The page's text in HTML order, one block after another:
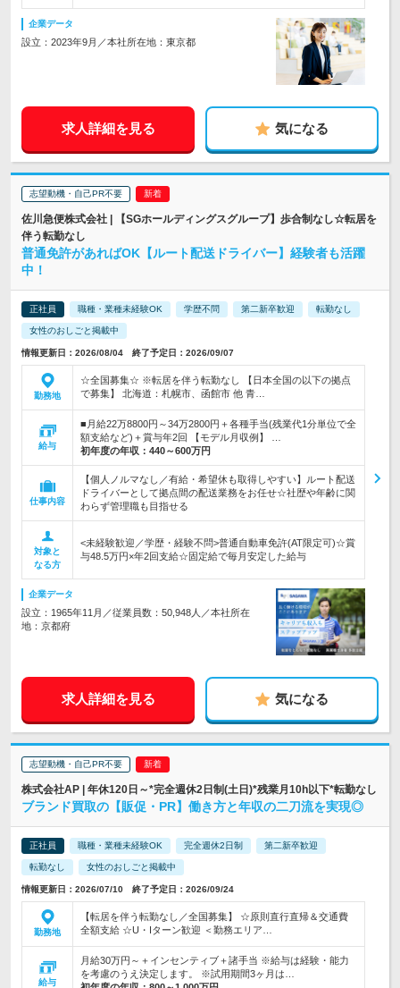
企業データ
設立：2023年9月／本社所在地：東京都
求人詳細を見る 気になる
志望動機・自己PR不要
佐川急便株式会社 | 【SGホールディングスグループ】歩合制なし☆転居を
伴う転勤なし
普通免許があればOK【ルート配送ドライバー】経験者も活躍
中！
正社員 職種・業種未経験OK 学歴不問 第二新卒歓迎 転勤なし
女性のおしごと掲載中
情報更新日：2026/08/04 終了予定日：2026/09/07
勤務地
☆全国募集☆ ※転居を伴う転勤なし 【日本全国の以下の拠点
で募集】 北海道：札幌市、函館市 他 青…
給与
■月給22万8800円～34万2800円＋各種手当(残業代1分単位で全
額支給など)＋賞与年2回 【モデル月収例】 …
初年度の年収： 440～600万円
仕事内容
【個人ノルマなし／有給・希望休も取得しやすい】ルート配送
ドライバーとして拠点間の配送業務をお任せ☆社歴や年齢に関
わらず管理職も目指せる
対象と
なる方
<未経験歓迎／学歴・経験不問>普通自動車免許(AT限定可)☆賞
与48.5万円×年2回支給☆固定給で毎月安定した給与
企業データ
設立：1965年11月／従業員数：50,948人／本社所在
地：京都府
求人詳細を見る 気になる
志望動機・自己PR不要
株式会社AP | 年休120日～*完全週休2日制(土日)*残業月10h以下*転勤なし
ブランド買取の【販促・PR】働き方と年収の二刀流を実現◎
正社員 職種・業種未経験OK 完全週休2日制 第二新卒歓迎
転勤なし 女性のおしごと掲載中
情報更新日：2026/07/10 終了予定日：2026/09/24
勤務地
【転居を伴う転勤なし／全国募集】 ☆原則直行直帰＆交通費
全額支給 ☆U・Iターン歓迎 ＜勤務エリア…
給与
月給30万円～＋インセンティブ＋諸手当 ※給与は経験・能力
を考慮のうえ決定します。 ※試用期間3ヶ月は…